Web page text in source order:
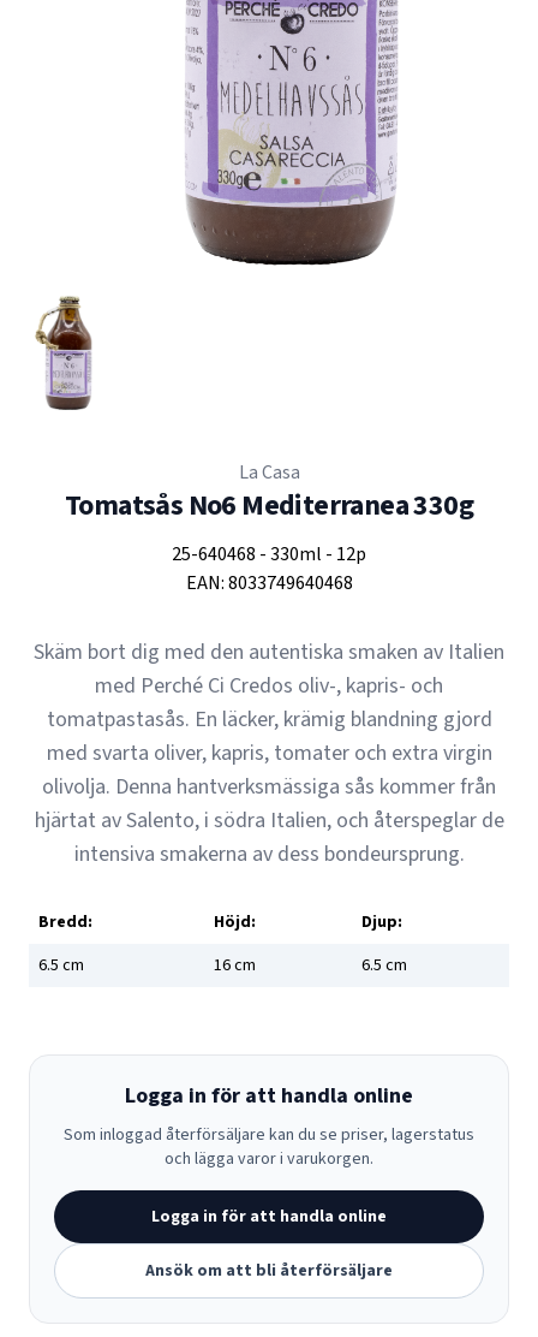
La Casa
Tomatsås No6 Mediterranea 330g
25-640468 -330ml - 12p
EAN:8033749640468
Skäm bort dig med den autentiska smaken av Italien
med Perché Ci Credos oliv-, kapris- och
tomatpastasås. En läcker, krämig blandning gjord
med svarta oliver, kapris, tomater och extra virgin
olivolja. Denna hantverksmässiga sås kommer från
hjärtat av Salento, i södra Italien, och återspeglar de
intensiva smakerna av dess bondeursprung.
Bredd: Höjd:
Djup:
6.5 cm 16cm 6.5 cm
Logga in för att handla online
Som inloggad återförsäljare kan du se priser, lagerstatus
och lägga varor i varukorgen.
Logga in för att handla online
Ansök om att bli återförsäljare